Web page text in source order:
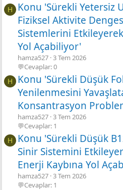
H
Konu 'Sürekli Yetersiz
Fiziksel Aktivite
Sistemlerini
Yol Açabiliyor'
hamza527 3 Tem 2026
💬Cevaplar: 0
H
Konu 'Sürekli Düşük
Yenilenmesini
Konsantrasyon
hamza527 3 Tem 2026
💬Cevaplar: 1
H
Konu 'Sürekli Düşük
Sinir Sistemini
Enerji Kaybına Yol
hamza527 3 Tem 2026
💬Cevaplar: 1